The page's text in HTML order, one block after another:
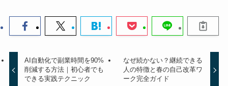
AI自動化で副業時間を90%
削減する方法｜初心者でも
できる実践テクニック
なぜ続かない？継続できる
人の特徴と春の自己改革ワ
ーク完全ガイド